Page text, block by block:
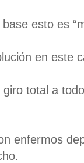
esto es
en este
total a
enfermos